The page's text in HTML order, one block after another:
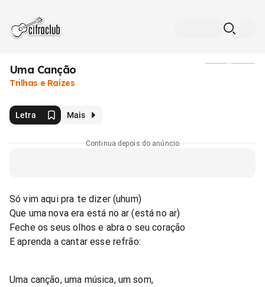
Uma Canção
Trilhas e Raízes
Letra Mais
Continua depois do anúncio
Só vim aqui pra te dizer (uhum)
Que uma nova era está no ar (está no ar)
Feche os seus olhos e abra o seu coração
E aprenda a cantar esse refrão:
Uma canção, uma música, um som,